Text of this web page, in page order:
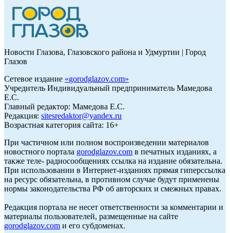
Новости Глазова, Глазовского района и Удмуртии | Город
Глазов
Сетевое издание «gorodglazov.com»
Учредитель Индивидуальный предприниматель Мамедова
Е.С.
Главный редактор: Мамедова Е.С.
Редакция: sitesredaktor@yandex.ru
Возрастная категория сайта: 16+
При частичном или полном воспроизведении материалов
новостного портала gorodglazov.com в печатных изданиях, а
также теле- радиосообщениях ссылка на издание обязательна.
При использовании в Интернет-изданиях прямая гиперссылка
на ресурс обязательна, в противном случае будут применены
нормы законодательства РФ об авторских и смежных правах.
Редакция портала не несет ответственности за комментарии и
материалы пользователей, размещенные на сайте
gorodglazov.com и его субдоменах.